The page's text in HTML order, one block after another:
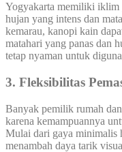
Yogyakarta memiliki iklim
hujan yang intens dan
kemarau, kanopi kain
matahari yang panas dan
tetap nyaman untuk
3. Fleksibilitas
Banyak pemilik rumah
karena kemampuannya
Mulai dari gaya minimalis
menambah daya tarik